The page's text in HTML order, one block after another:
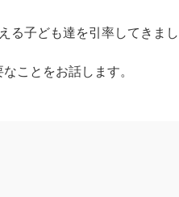
子ども達を引率してきまし
ことをお話します。